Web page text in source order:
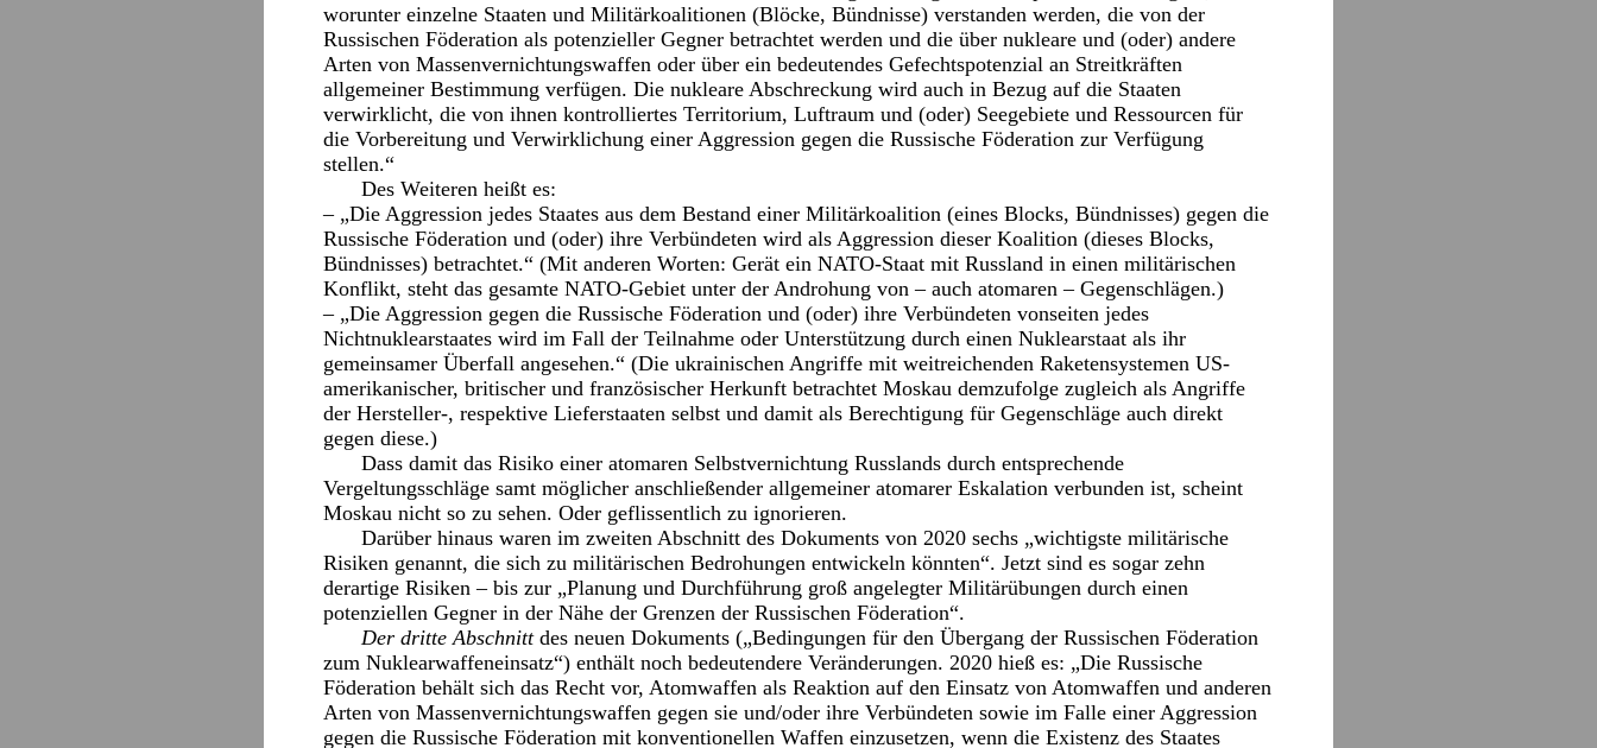
worunter einzelne Staaten und Militärkoalitionen (Blöcke, Bündnisse) verstanden werden, die von der
Russischen Föderation als potenzieller Gegner betrachtet werden und die über nukleare und (oder) andere
Arten von Massenvernichtungswaffen oder über ein bedeutendes Gefechtspotenzial an Streitkräften
allgemeiner Bestimmung verfügen. Die nukleare Abschreckung wird auch in Bezug auf die Staaten
verwirklicht, die von ihnen kontrolliertes Territorium, Luftraum und (oder) Seegebiete und Ressourcen für
die Vorbereitung und Verwirklichung einer Aggression gegen die Russische Föderation zur Verfügung
stellen.“
Des Weiteren heißt es:
– „Die Aggression jedes Staates aus dem Bestand einer Militärkoalition (eines Blocks, Bündnisses) gegen die
Russische Föderation und (oder) ihre Verbündeten wird als Aggression dieser Koalition (dieses Blocks,
Bündnisses) betrachtet.“ (Mit anderen Worten: Gerät ein NATO-Staat mit Russland in einen militärischen
Konflikt, steht das gesamte NATO-Gebiet unter der Androhung von – auch atomaren – Gegenschlägen.)
– „Die Aggression gegen die Russische Föderation und (oder) ihre Verbündeten vonseiten jedes
Nichtnuklearstaates wird im Fall der Teilnahme oder Unterstützung durch einen Nuklearstaat als ihr
gemeinsamer Überfall angesehen.“ (Die ukrainischen Angriffe mit weitreichenden Raketensystemen US-
amerikanischer, britischer und französischer Herkunft betrachtet Moskau demzufolge zugleich als Angriffe
der Hersteller-, respektive Lieferstaaten selbst und damit als Berechtigung für Gegenschläge auch direkt
gegen diese.)
Dass damit das Risiko einer atomaren Selbstvernichtung Russlands durch entsprechende
Vergeltungsschläge samt möglicher anschließender allgemeiner atomarer Eskalation verbunden ist, scheint
Moskau nicht so zu sehen. Oder geflissentlich zu ignorieren.
Darüber hinaus waren im zweiten Abschnitt des Dokuments von 2020 sechs „wichtigste militärische
Risiken genannt, die sich zu militärischen Bedrohungen entwickeln könnten“. Jetzt sind es sogar zehn
derartige Risiken – bis zur „Planung und Durchführung groß angelegter Militärübungen durch einen
potenziellen Gegner in der Nähe der Grenzen der Russischen Föderation“.
Der dritte Abschnittdes neuen Dokuments („Bedingungen für den Übergang der Russischen Föderation
zum Nuklearwaffeneinsatz“) enthält noch bedeutendere Veränderungen. 2020 hieß es: „Die Russische
Föderation behält sich das Recht vor, Atomwaffen als Reaktion auf den Einsatz von Atomwaffen und anderen
Arten von Massenvernichtungswaffen gegen sie und/oder ihre Verbündeten sowie im Falle einer Aggression
gegen die Russische Föderation mit konventionellen Waffen einzusetzen, wenn die Existenz des Staates